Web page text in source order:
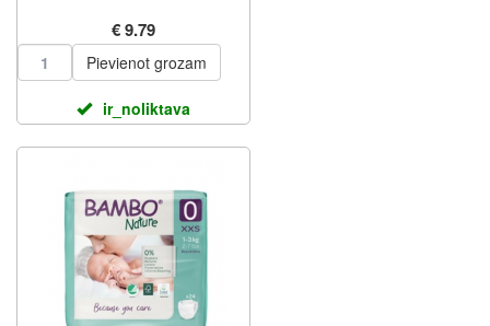
€ 9.79
Pievienot grozam
ir_noliktava